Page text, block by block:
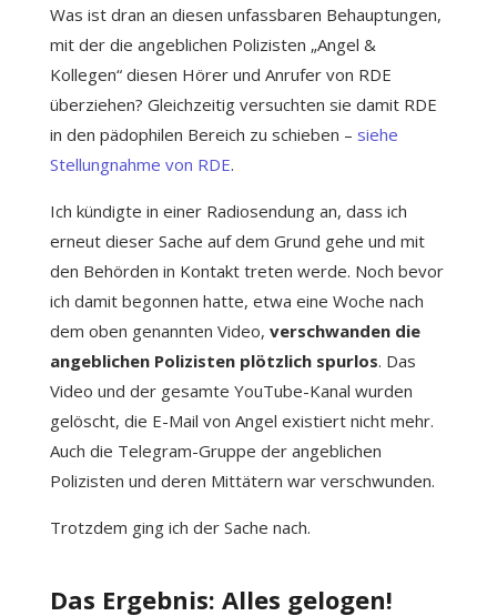
Was ist dran an diesen unfassbaren Behauptungen,
mit der die angeblichen Polizisten „Angel &
Kollegen“ diesen Hörer und Anrufer von RDE
überziehen? Gleichzeitig versuchten sie damit RDE
in den pädophilen Bereich zu schieben – siehe
Stellungnahme von RDE.
Ich kündigte in einer Radiosendung an, dass ich
erneut dieser Sache auf dem Grund gehe und mit
den Behörden in Kontakt treten werde. Noch bevor
ich damit begonnen hatte, etwa eine Woche nach
dem oben genannten Video, verschwanden die
angeblichen Polizisten plötzlich spurlos. Das
Video und der gesamte YouTube-Kanal wurden
gelöscht, die E-Mail von Angel existiert nicht mehr.
Auch die Telegram-Gruppe der angeblichen
Polizisten und deren Mittätern war verschwunden.
Trotzdem ging ich der Sache nach.
Das Ergebnis: Alles gelogen!